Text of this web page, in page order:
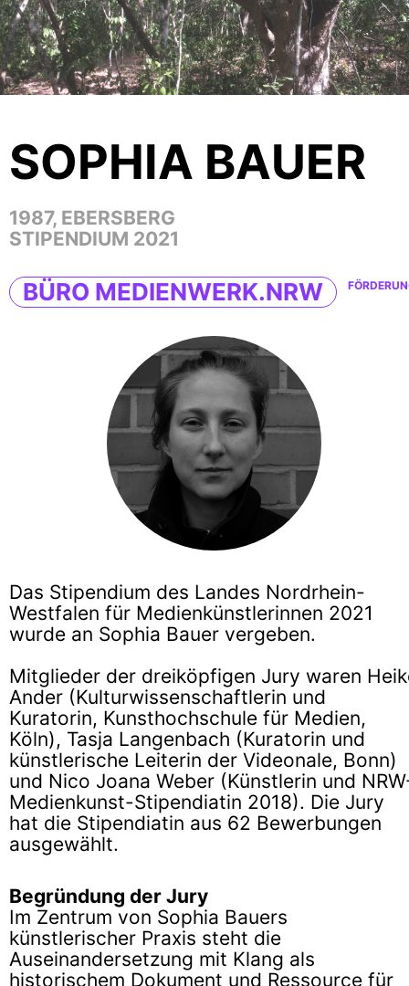
SOPHIA BAUER
1987, EBERSBERG
STIPENDIUM 2021
BÜRO MEDIENWERK.NRW
Das Stipendium des Landes Nordrhein-
Westfalen für Medienkünstlerinnen 2021
wurde an Sophia Bauer vergeben.
Mitglieder der dreiköpfigen Jury waren
Ander (Kulturwissenschaftlerin und
Kuratorin, Kunsthochschule für Medien,
Köln), Tasja Langenbach (Kuratorin und
künstlerische Leiterin der Videonale, Bonn)
und Nico Joana Weber (Künstlerin und
Medienkunst-Stipendiatin 2018). Die Jury
hat die Stipendiatin aus 62 Bewerbungen
ausgewählt.
Begründung der Jury
Im Zentrum von Sophia Bauers
künstlerischer Praxis steht die
Auseinandersetzung mit Klang als
historischem Dokument und Ressource für